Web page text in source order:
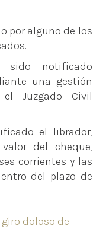
por alguno de los
sido notificado
una gestión
Juzgado Civil
el librador,
del cheque,
corrientes y las
del plazo de
doloso de